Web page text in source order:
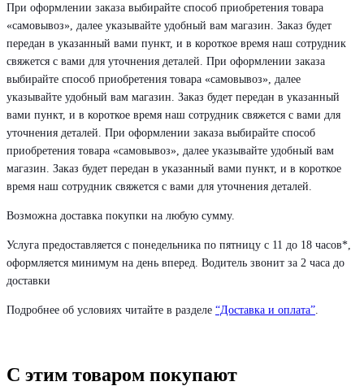
При оформлении заказа выбирайте способ приобретения товара
«самовывоз», далее указывайте удобный вам магазин. Заказ будет
передан в указанный вами пункт, и в короткое время наш сотрудник
свяжется с вами для уточнения деталей. При оформлении заказа
выбирайте способ приобретения товара «самовывоз», далее
указывайте удобный вам магазин. Заказ будет передан в указанный
вами пункт, и в короткое время наш сотрудник свяжется с вами для
уточнения деталей. При оформлении заказа выбирайте способ
приобретения товара «самовывоз», далее указывайте удобный вам
магазин. Заказ будет передан в указанный вами пункт, и в короткое
время наш сотрудник свяжется с вами для уточнения деталей.
Возможна доставка покупки на любую сумму.
Услуга предоставляется с понедельника по пятницу с 11 до 18 часов*,
оформляется минимум на день вперед. Водитель звонит за 2 часа до
доставки
Подробнее об условиях читайте в разделе “Доставка и оплата”
С этим товаром покупают